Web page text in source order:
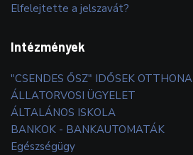
Elfelejtette a jelszavát?
Intézmények
"CSENDES ŐSZ" IDŐSEK OTTHONA
ÁLLATORVOSI ÜGYELET
ÁLTALÁNOS ISKOLA
BANKOK - BANKAUTOMATÁK
Egészségügy